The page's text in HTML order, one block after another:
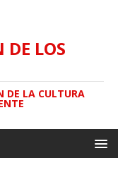
DE LOS
DE LA CULTURA